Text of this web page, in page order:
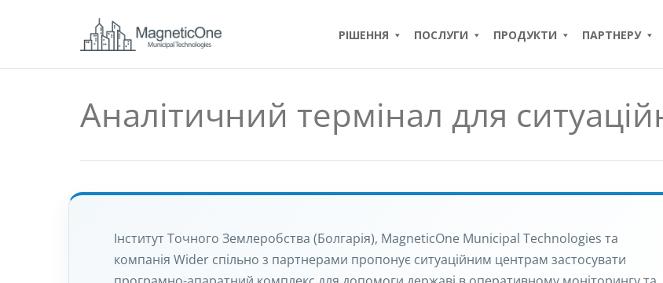
РІШЕННЯ ПОСЛУГИ ПРОДУКТИ ПАРТНЕРУ
Аналітичний термінал для
Інститут Точного Землеробства (Болгарія), MagneticOne Municipal Technologies та
компанія Wider спільно з партнерами пропонує ситуаційним центрам застосувати